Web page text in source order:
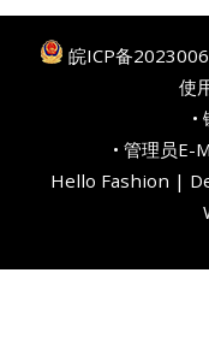
皖ICP备
使
•
• 管理员E-
Hello Fashion |